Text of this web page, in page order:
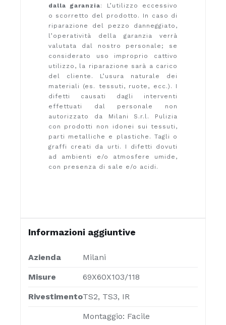
dalla garanzia: L’utilizzo eccessivo
o scorretto del prodotto. In caso di
riparazione del pezzo danneggiato,
l’operatività della garanzia verrà
valutata dal nostro personale; se
considerato uso improprio cattivo
utilizzo, la riparazione sarà a carico
del cliente. L’usura naturale dei
materiali (es. tessuti, ruote, ecc.). I
difetti causati dagli interventi
effettuati dal personale non
autorizzato da Milani S.r.l. Pulizia
con prodotti non idonei sui tessuti,
parti metalliche e plastiche. Tagli o
graffi creati da urti. I difetti dovuti
ad ambienti e/o atmosfere umide,
con presenza di sale e/o acidi.
Informazioni aggiuntive
Azienda Milani
Misure 69X60X103/118
RivestimentoTS2, TS3, IR
Montaggio: Facile